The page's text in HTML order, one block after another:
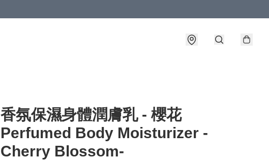
香氛保濕身體潤膚乳 - 櫻花
Perfumed Body Moisturizer -
Cherry Blossom-